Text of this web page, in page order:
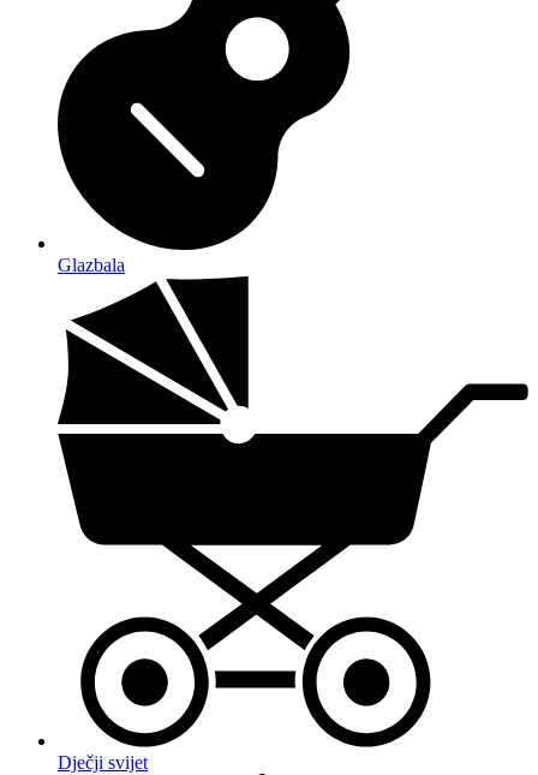
Glazbala
Dječji svijet